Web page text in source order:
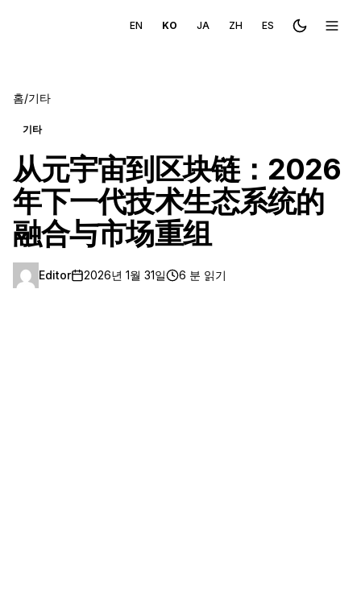
EN KO JA ZH ES Toggle메뉴
홈/기타
기타
从元宇宙到区块链：2026
年下一代技术生态系统的
融合与市场重组
Editor 2026년 1월 31일 6 분 읽기